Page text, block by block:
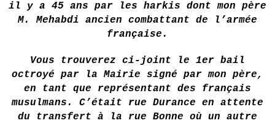
il y a 45 ans par les harkis dont mon père
M. Mehabdi ancien combattant de l’armée
française.
Vous trouverez ci-joint le 1er bail
octroyé par la Mairie signé par mon père,
en tant que représentant des français
musulmans. C’était rue Durance en attente
du transfert à la rue Bonne où un autre